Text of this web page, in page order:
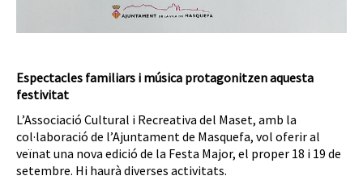
Espectacles familiars i música protagonitzen aquesta
festivitat
L’Associació Cultural i Recreativa del Maset, amb la
col·laboració de l’Ajuntament de Masquefa, vol oferir al
veïnat una nova edició de la Festa Major, el proper 18 i 19 de
setembre. Hi haurà diverses activitats.